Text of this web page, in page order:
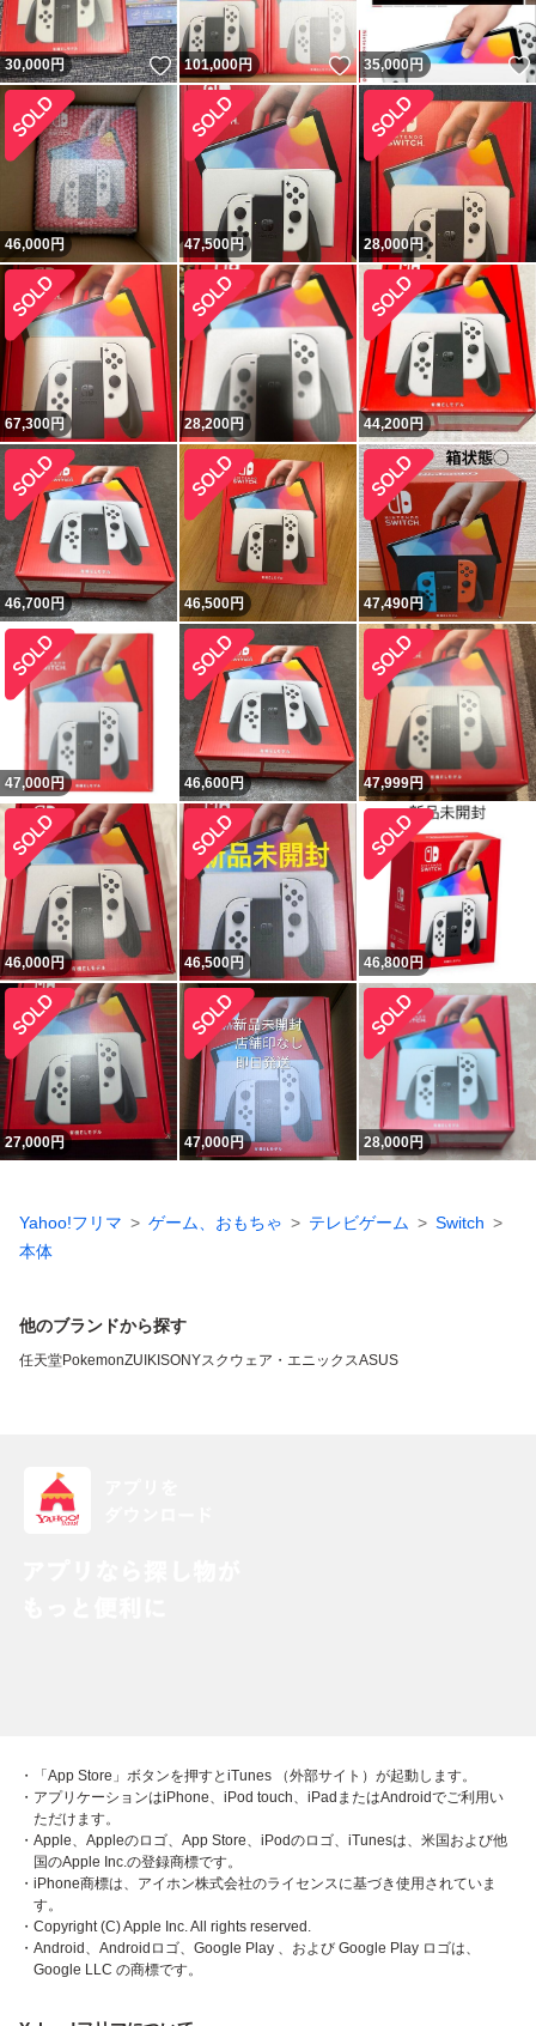
30,000円 いいね！
101,000円 いいね！
35,000円
46,000円 47,500円 28,000円
67,300円 28,200円 44,200円
46,700円 46,500円 47,490円
47,000円 46,600円 47,999円
46,000円 46,500円 46,800円
27,000円 47,000円 28,000円
Yahoo!フリマ ゲーム、おもちゃ テレビゲーム
Switch
本体
他のブランドから探す
任天堂PokemonZUIKI SONYスクウェア・エニックスASUS
・「App Store」ボタンを押すとiTunes （外部サイト）が起動します。
・アプリケーションはiPhone、iPod touch、iPadまたはAndroidでご利用い
ただけます。
・Apple、Appleのロゴ、App Store、iPodのロゴ、iTunesは、米国および他
国のApple Inc.の登録商標です。
・iPhone商標は、アイホン株式会社のライセンスに基づき使用されていま
す。
・Copyright (C) Apple Inc. All rights reserved.
・Android、Androidロゴ、Google Play 、および Google Play ロゴは、
Google LLC の商標です。